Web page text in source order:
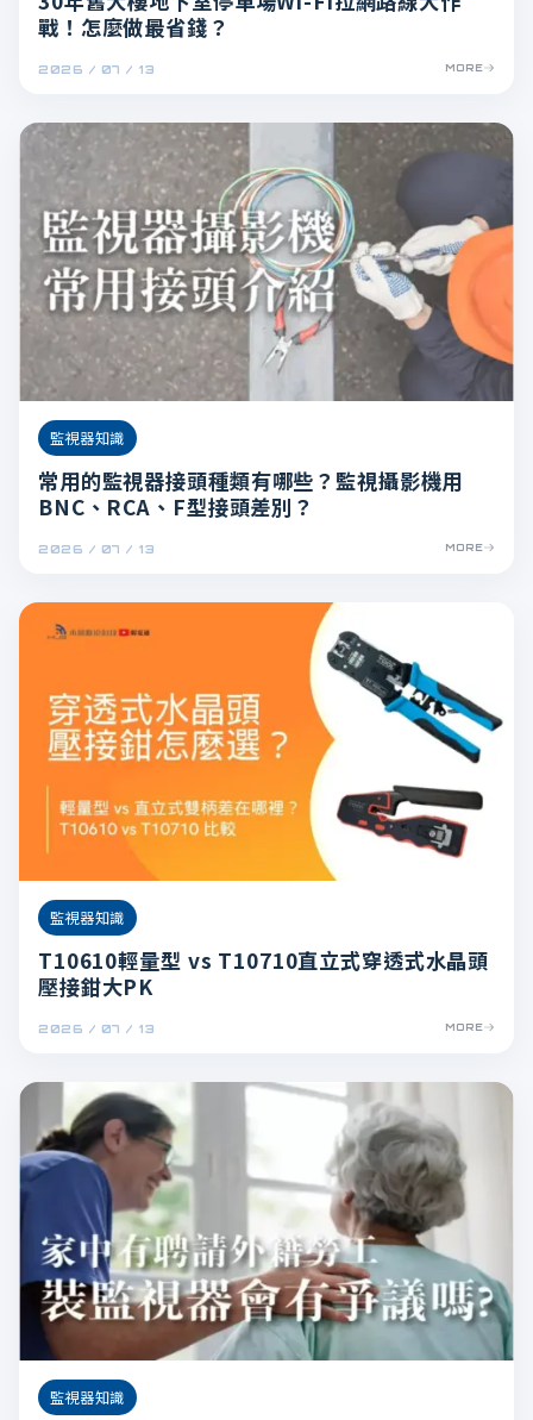
2026 / 07 / 13
戰！怎麼做最省錢？
MORE
2026 / 07 / 13
監視器知識
常用的監視器接頭種類有哪些？監視攝影機用
BNC、RCA、F型接頭差別？
MORE
2026 / 07 / 13
監視器知識
T10610輕量型 vs T10710直立式穿透式水晶頭
壓接鉗大PK
MORE
監視器知識